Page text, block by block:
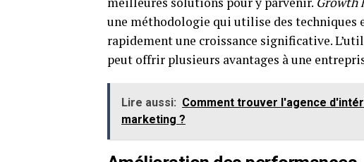
une méthodologie qui utilise des techniques
rapidement une croissance significative.
peut offrir plusieurs avantages à une
Lire aussi: Comment trouver l'agence
marketing ?